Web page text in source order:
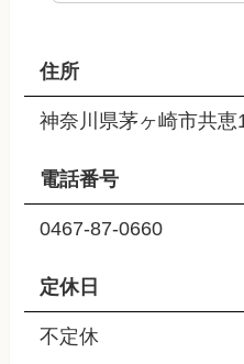
住所
神奈川県茅ヶ崎市共
電話番号
0467-87-0660
定休日
不定休